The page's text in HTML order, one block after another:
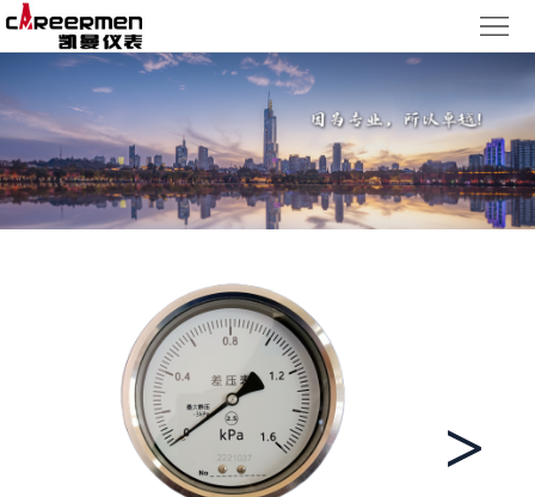
网
首
页
品
中
质
量
新
>